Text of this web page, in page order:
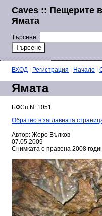
Caves :: Пещерите
Ямата
Търсене:
ВХОД Регистрация Начало
Ямата
БФСп N: 1051
Обратно в заглавната
Автор: Жоро Вълков
07.05.2009
Снимката е правена 2008